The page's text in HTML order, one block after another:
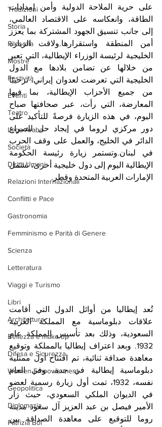
Tradizioni
Storia
Filosofia
Mostre
Festività
Eventi
Teatro
Lega Araba
Società
Diritti Umani
Relazioni Internazionali
Conflitti e Pace
Gastronomia
Femminismo e Parità di Genere
Scienza
Letteratura
Viaggi e Turismo
Libri
Architettura
Bellezza e make up
Difesa e Sicurezza
Women Empowerment
Geopolitica
Diplomazia
Patrizia Boi
على حرية الملاحة الدولية وأمن إمدادات
إلى جانب تنسيق الجهود المشتركة بما يعزز
أمن المنطقة واستقرارها.ولاقت الزيارة
الخليجية التي تعرضت لعدوان إيراني، ترحيبًا
من جميع الأحزاب الإيطالية، بما فيها
دور مركزي لروما في إيجاد حل للصراع
الإيطالية اليوم إلى دول خليجية أخرى، تشمل
الإمارات العربية المتحدة وقطر.
علاقات دبلوماسية مع المملكة العربية
السعودية، وذلك بعد تأسيس المملكة عام
معاهدة صداقة ثنائية، تم افتتاح أول ممثلية
دبلوماسية إيطالية في جدة. وفي العام
الأمير فيصل بن عبد العزيز آل سعود مدينة
روما للتوقيع على معاهدة الصداقة بين